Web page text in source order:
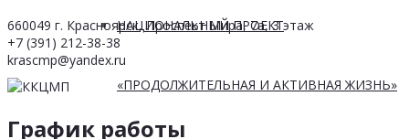
НАЦИОНАЛЬНЫЙ ПРОЕКТ
«ПРОДОЛЖИТЕЛЬНАЯ И АКТИВНАЯ ЖИЗНЬ»
660049 г. Красноярск, Проспект Мира, 7а, 3 этаж
+7 (391) 212-38-38
krascmp@yandex.ru
График работы